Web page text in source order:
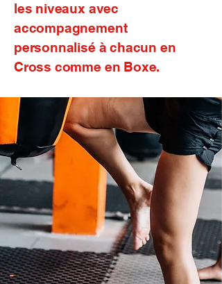
les niveaux avec
accompagnement
personnalisé à chacun en
Cross comme en Boxe.